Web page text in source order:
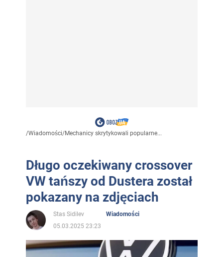
/Wiadomości/Mechanicy skrytykowali popularne...
Długo oczekiwany crossover
VW tańszy od Dustera został
pokazany na zdjęciach
Stas Sidilev
Wiadomości
05.03.2025 23:23